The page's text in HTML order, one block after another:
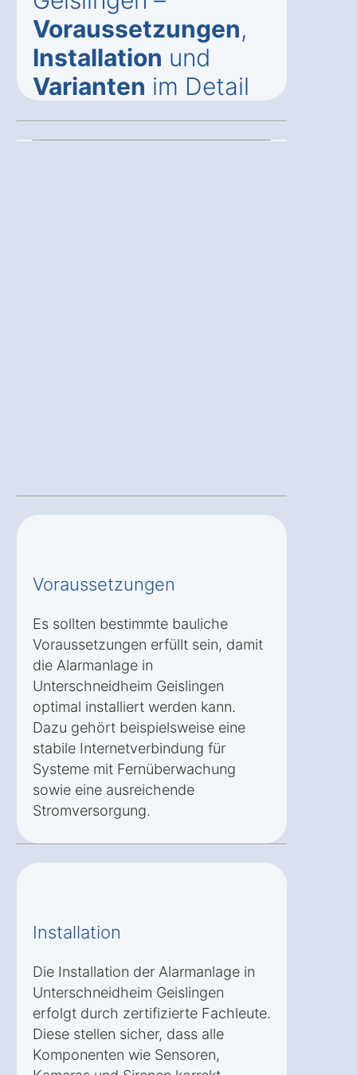
Voraussetzungen,
Installation und
Varianten im Detail
Voraussetzungen
Es sollten bestimmte bauliche
Voraussetzungen erfüllt sein, damit
die Alarmanlage in
Unterschneidheim Geislingen
optimal installiert werden kann.
Dazu gehört beispielsweise eine
stabile Internetverbindung für
Systeme mit Fernüberwachung
sowie eine ausreichende
Stromversorgung.
Installation
Die Installation der Alarmanlage in
Unterschneidheim Geislingen
erfolgt durch zertifizierte Fachleute.
Diese stellen sicher, dass alle
Komponenten wie Sensoren,